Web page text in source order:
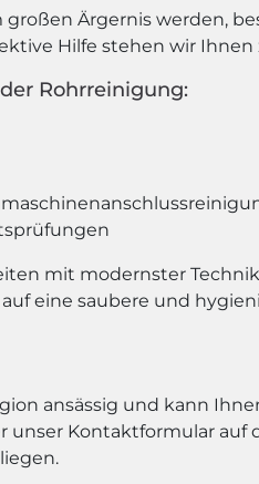
Ärgernis werden,
Hilfe stehen wir Ihnen
Rohrreinigung:
mit modernster
eine saubere und
ansässig und kann
unser Kontaktformular